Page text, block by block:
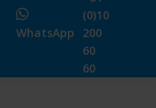
WhatsApp
(0)10
200
60
60